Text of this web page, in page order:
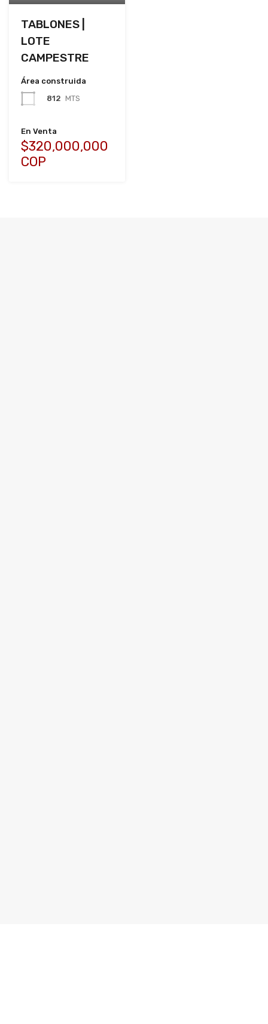
TABLONES |
LOTE
CAMPESTRE
Área construida
812 MTS
En Venta
$320,000,000
COP